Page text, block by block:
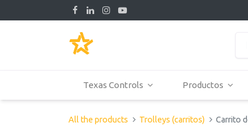
Texas Controls Productos
All the products Trolleys (carritos) Carrito